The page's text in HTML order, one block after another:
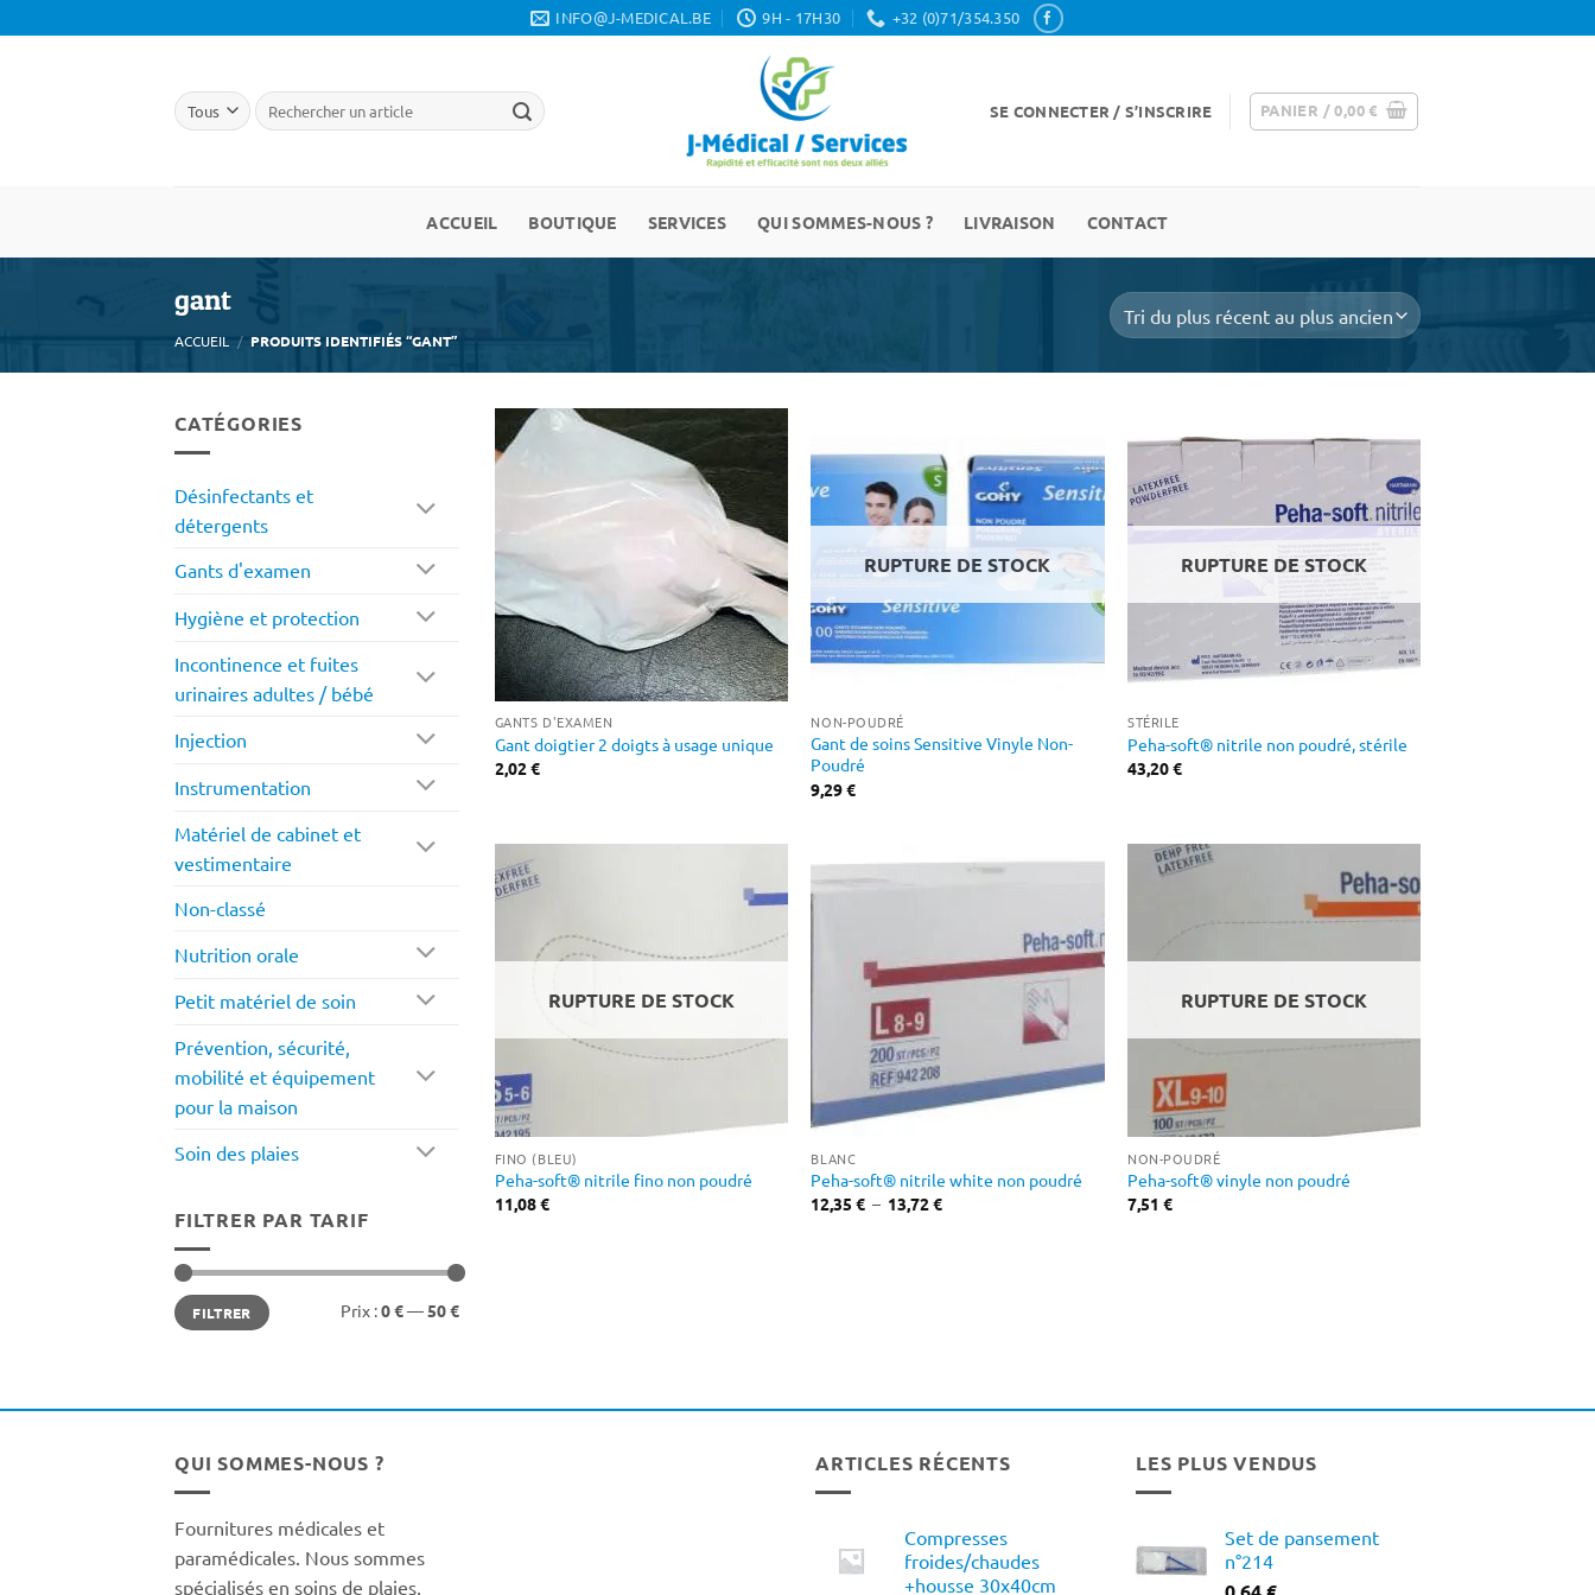
au
INFO@J-MEDICAL.BE 9H - 17H30 +32 (0)71/354.350
SE CONNECTER / S’INSCRIRE PANIER /0,00€
ACCUEIL BOUTIQUE SERVICES QUI SOMMES-NOUS ? LIVRAISON CONTACT
gant
ACCUEIL / PRODUITS IDENTIFIÉS “GANT”
CATÉGORIES
Désinfectants et
détergents
Gants d'examen
Hygiène et protection
Incontinence et fuites
urinaires adultes / bébé
Injection
Instrumentation
Matériel de cabinet et
vestimentaire
Non-classé
Nutrition orale
Petit matériel de soin
Prévention, sécurité,
mobilité et équipement
pour la maison
Soin des plaies
FILTRER PAR TARIF
Prix
min
Prix
maxFILTRER Prix :0 €—50 €
GANTS D'EXAMEN
Gant doigtier 2 doigts à usage unique
2,02€
RUPTURE DE STOCK
NON-POUDRÉ
Gant de soins Sensitive Vinyle Non-
Poudré
9,29€
RUPTURE DE STOCK
STÉRILE
Peha-soft® nitrile non poudré, stérile
43,20€
RUPTURE DE STOCK
FINO (BLEU)
Peha-soft® nitrile fino non poudré
11,08€
BLANC
Peha-soft® nitrile white non poudré
12,35€ – 13,72€Plage
RUPTURE DE STOCK
NON-POUDRÉ
Peha-soft® vinyle non poudré
7,51€
QUI SOMMES-NOUS ?
Fournitures médicales et
paramédicales. Nous sommes
spécialisés en soins de plaies,
ARTICLES RÉCENTS
Compresses
froides/chaudes
+housse 30x40cm
LES PLUS VENDUS
Set de pansement
n°214